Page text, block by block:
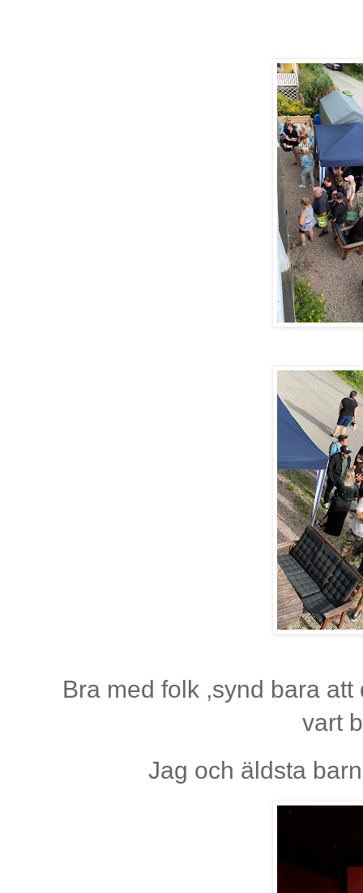
Bra med folk ,synd bara
vart
Jag och äldsta